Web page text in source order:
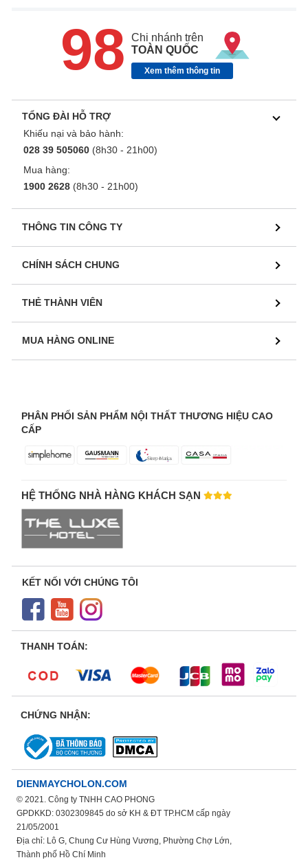
98
Chi nhánh trên
TOÀN QUỐC
Xem thêm thông tin
TỔNG ĐÀI HỖ TRỢ
Khiếu nại và bảo hành:
028 39 505060 (8h30 - 21h00)
Mua hàng:
1900 2628 (8h30 - 21h00)
THÔNG TIN CÔNG TY
CHÍNH SÁCH CHUNG
THẺ THÀNH VIÊN
MUA HÀNG ONLINE
PHÂN PHỐI SẢN PHẨM NỘI THẤT THƯƠNG HIỆU CAO
CẤP
HỆ THỐNG NHÀ HÀNG KHÁCH SẠN
KẾT NỐI VỚI CHÚNG TÔI
THANH TOÁN:
CHỨNG NHẬN:
DIENMAYCHOLON.COM
© 2021. Công ty TNHH CAO PHONG
GPDKKD: 0302309845 do sở KH & ĐT TP.HCM cấp ngày
21/05/2001
Địa chỉ: Lô G, Chung Cư Hùng Vương, Phường Chợ Lớn,
Thành phố Hồ Chí Minh